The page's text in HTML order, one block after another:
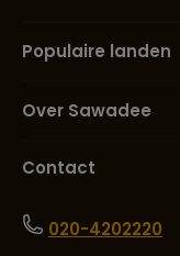
Populaire landen
Over Sawadee
Contact
020-4202220